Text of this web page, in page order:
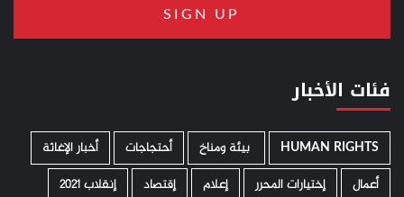
فئات الأخبار
HUMAN RIGHTS ­ بيئة ومناخ أحتجاجات
أخبار الإغاثة
أعمال
إختيارات المحرر إعلام إقتصاد
إنقلاب 2021